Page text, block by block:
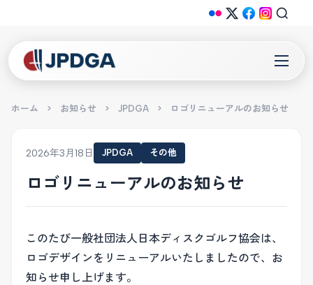
ホーム > お知らせ > JPDGA > ロゴリニューアルのお知らせ
2026年3月18日 JPDGA その他
ロゴリニューアルのお知らせ
このたび一般社団法人日本ディスクゴルフ協会は、
ロゴデザインをリニューアルいたしましたので、お
知らせ申し上げます。